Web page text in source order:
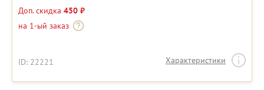
Доп. скидка 450 ₽
на 1-ый заказ
ID: 22221 Характеристики